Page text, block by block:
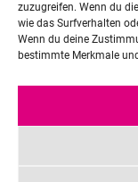
zuzugreifen. Wenn du
wie das Surfverhalten
Wenn du deine
bestimmte Merkmale